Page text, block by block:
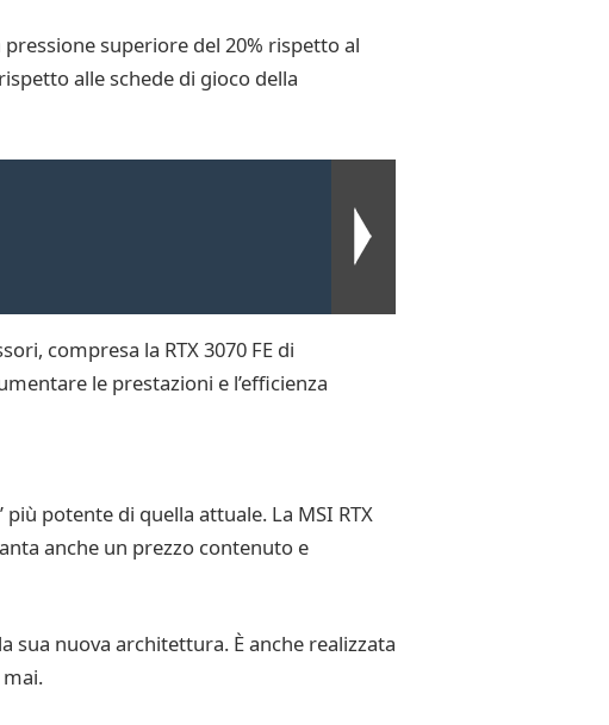
pressione superiore del 20% rispetto al
alle schede di gioco della
compresa la RTX 3070 FE di
le prestazioni e l’efficienza
potente di quella attuale. La MSI RTX
anche un prezzo contenuto e
sua nuova architettura. È anche realizzata